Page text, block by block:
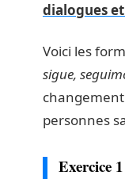
dialogues
Voici les
sigue,
changement
personnes
Exercice